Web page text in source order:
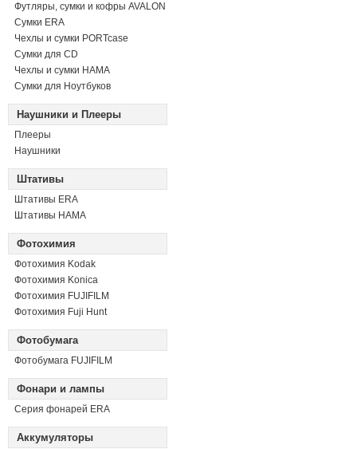
Футляры, сумки и кофры AVALON
Сумки ERA
Чехлы и сумки PORTcase
Сумки для CD
Чехлы и сумки HAMA
Сумки для Ноутбуков
Наушники и Плееры
Плееры
Наушники
Штативы
Штативы ERA
Штативы HAMA
Фотохимия
Фотохимия Kodak
Фотохимия Konica
Фотохимия FUJIFILM
Фотохимия Fuji Hunt
Фотобумага
Фотобумага FUJIFILM
Фонари и лампы
Серия фонарей ERA
Аккумуляторы